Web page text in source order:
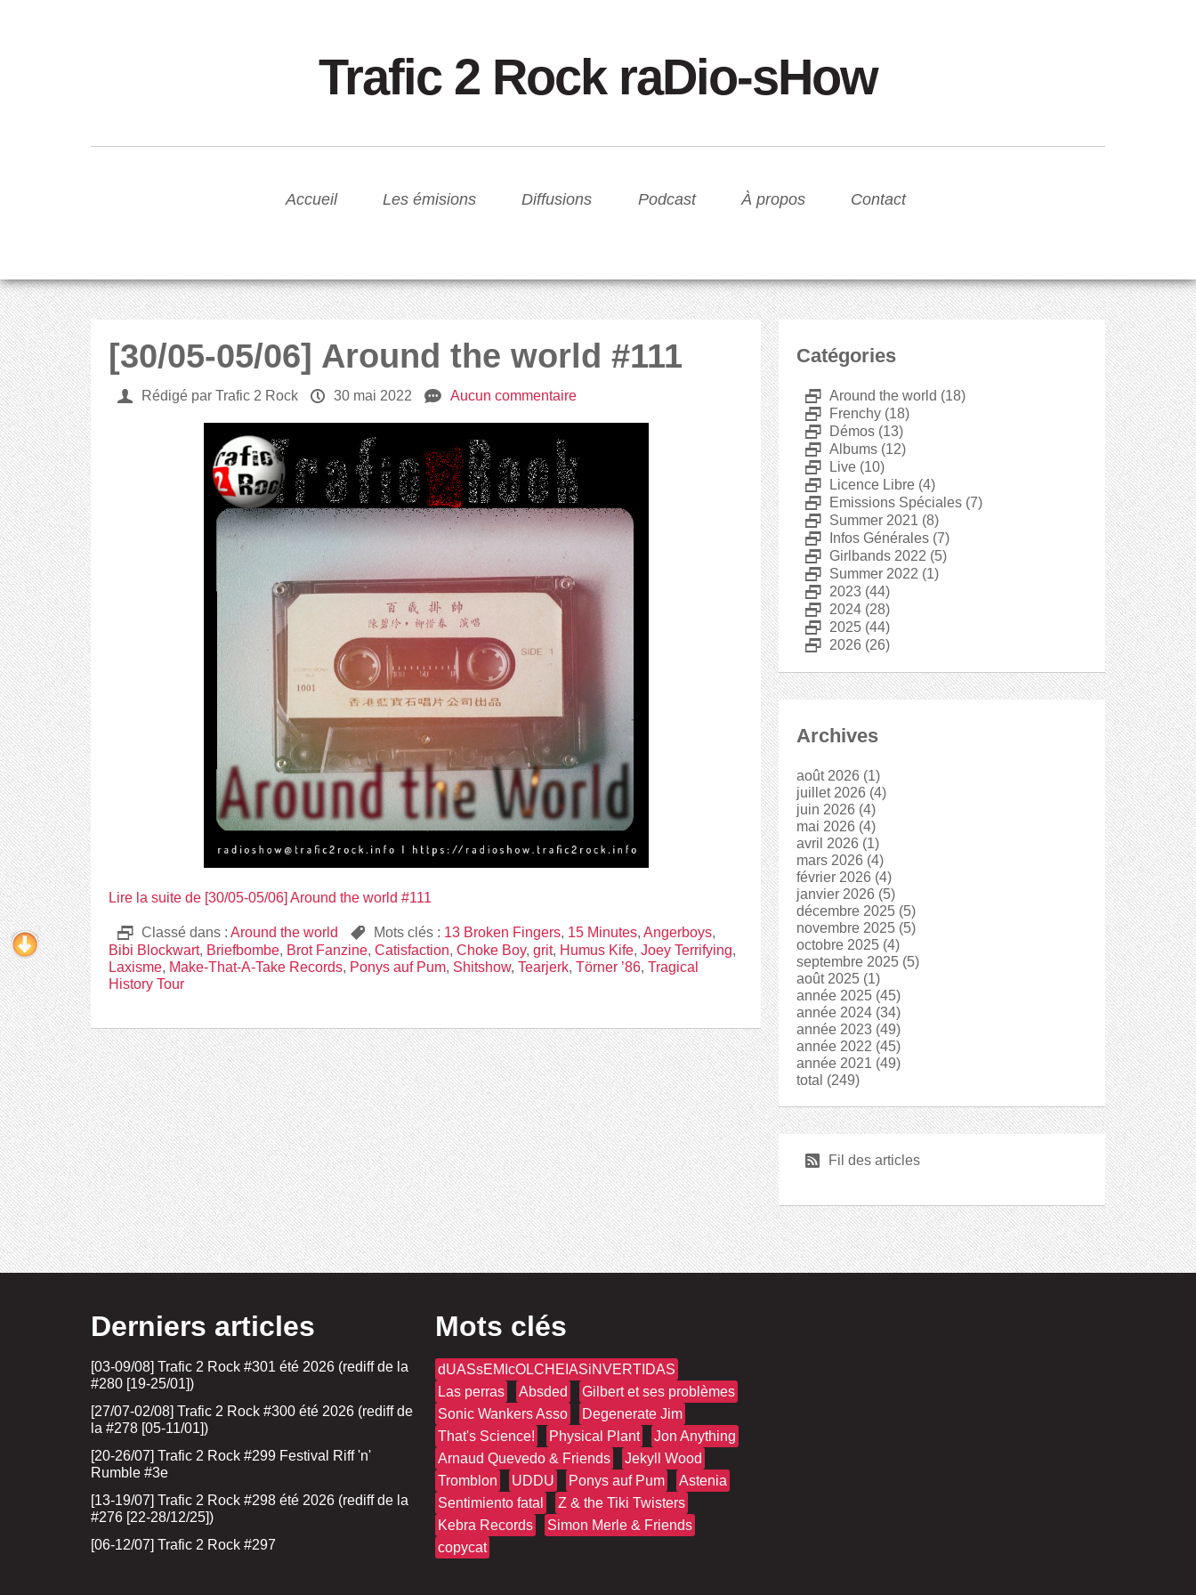
Trafic 2 Rock raDio-sHow
Accueil Les émisions Diffusions Podcast À propos Contact
[30/05-05/06] Around the world #111
U Rédigé par Trafic 2 Rock P 30 mai 2022 e Aucun commentaire
Lire la suite de [30/05-05/06] Around the world #111
D Classé dans : Around the world , Mots clés : 13 Broken Fingers, 15 Minutes, Angerboys,
Bibi Blockwart, Briefbombe, Brot Fanzine, Catisfaction, Choke Boy, grit, Humus Kife, Joey Terrifying,
Laxisme, Make-That-A-Take Records, Ponys auf Pum, Shitshow, Tearjerk, Törner ’86, Tragical
History Tour
Catégories
D Around the world (18)
D Frenchy (18)
D Démos (13)
D Albums (12)
D Live (10)
D Licence Libre (4)
D Emissions Spéciales (7)
D Summer 2021 (8)
D Infos Générales (7)
D Girlbands 2022 (5)
D Summer 2022 (1)
D 2023 (44)
D 2024 (28)
D 2025 (44)
D 2026 (26)
Archives
août 2026 (1)
juillet 2026 (4)
juin 2026 (4)
mai 2026 (4)
avril 2026 (1)
mars 2026 (4)
février 2026 (4)
janvier 2026 (5)
décembre 2025 (5)
novembre 2025 (5)
octobre 2025 (4)
septembre 2025 (5)
août 2025 (1)
année 2025 (45)
année 2024 (34)
année 2023 (49)
année 2022 (45)
année 2021 (49)
total (249)
r Fil des articles
Derniers articles
[03-09/08] Trafic 2 Rock #301 été 2026 (rediff de la
#280 [19-25/01])
[27/07-02/08] Trafic 2 Rock #300 été 2026 (rediff de
la #278 [05-11/01])
[20-26/07] Trafic 2 Rock #299 Festival Riff 'n'
Rumble #3e
[13-19/07] Trafic 2 Rock #298 été 2026 (rediff de la
#276 [22-28/12/25])
[06-12/07] Trafic 2 Rock #297
Mots clés
dUASsEMIcOLCHEIASiNVERTIDAS
Las perras
Absded
Gilbert et ses problèmes
Sonic Wankers Asso
Degenerate Jim
That's Science!
Physical Plant
Jon Anything
Arnaud Quevedo & Friends
Jekyll Wood
Tromblon
UDDU Ponys auf Pum
Astenia
Sentimiento fatal
Z & the Tiki Twisters
Kebra Records
Simon Merle & Friends
copycat